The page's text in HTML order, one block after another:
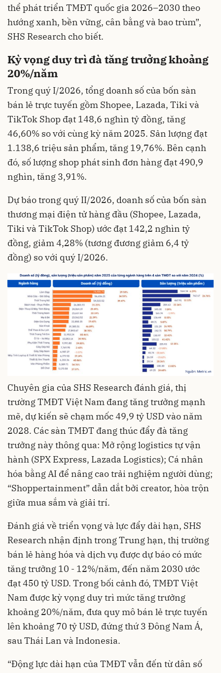
thể phát triển TMĐT quốc gia 2026–2030 theo
hướng xanh, bền vững, cân bằng và bao trùm”,
SHS Research cho biết.
Kỳ vọng duy trì đà tăng trưởng khoảng
20%/năm
Trong quý I/2026, tổng doanh số của bốn sàn
bán lẻ trực tuyến gồm Shopee, Lazada, Tiki và
TikTok Shop đạt 148,6 nghìn tỷ đồng, tăng
46,60% so với cùng kỳ năm 2025. Sản lượng đạt
1.138,6 triệu sản phẩm, tăng 19,76%. Bên cạnh
đó, số lượng shop phát sinh đơn hàng đạt 490,9
nghìn, tăng 3,91%.
Dự báo trong quý II/2026, doanh số của bốn sàn
thương mại điện tử hàng đầu (Shopee, Lazada,
Tiki và TikTok Shop) ước đạt 142,2 nghìn tỷ
đồng, giảm 4,28% (tương đương giảm 6,4 tỷ
đồng) so với quý I/2026.
Chuyên gia của SHS Research đánh giá, thị
trường TMĐT Việt Nam đang tăng trưởng mạnh
mẽ, dự kiến sẽ chạm mốc 49,9 tỷ USD vào năm
2028. Các sàn TMĐT đang thúc đẩy đà tăng
trưởng này thông qua: Mở rộng logistics tự vận
hành (SPX Express, Lazada Logistics); Cá nhân
hóa bằng AI để nâng cao trải nghiệm người dùng;
“Shoppertainment” dẫn dắt bởi creator, hòa trộn
giữa mua sắm và giải trí.
Đánh giá về triển vọng và lực đẩy dài hạn, SHS
Research nhận định trong Trung hạn, thị trường
bán lẻ hàng hóa và dịch vụ được dự báo có mức
tăng trưởng 10 - 12%/năm, đến năm 2030 ước
đạt 450 tỷ USD. Trong bối cảnh đó, TMĐT Việt
Nam được kỳ vọng duy trì mức tăng trưởng
khoảng 20%/năm, đưa quy mô bán lẻ trực tuyến
lên khoảng 70 tỷ USD, đứng thứ 3 Đông Nam Á,
sau Thái Lan và Indonesia.
“Động lực dài hạn của TMĐT vẫn đến từ dân số